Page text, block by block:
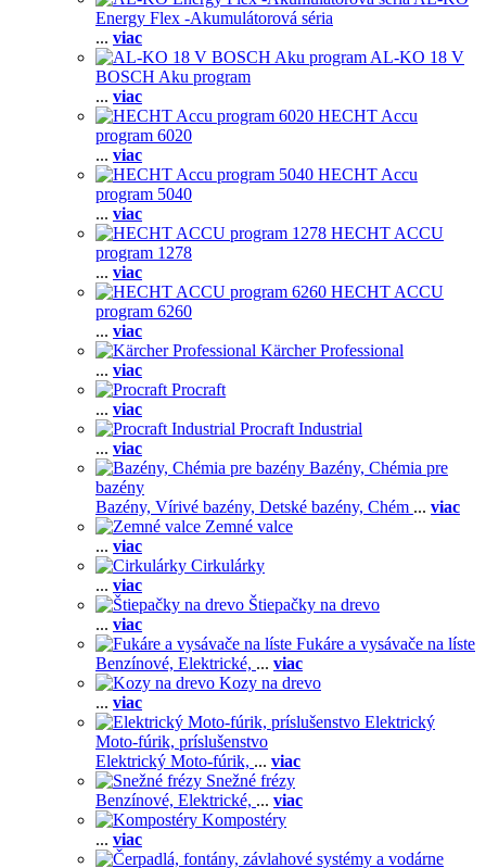
Energy Flex -Akumulátorová séria
... viac
AL-KO 18 V
BOSCH Aku program
... viac
HECHT Accu
program 6020
... viac
HECHT Accu
program 5040
... viac
HECHT ACCU
program 1278
... viac
HECHT ACCU
program 6260
... viac
Kärcher Professional
... viac
Procraft
... viac
Procraft Industrial
... viac
Bazény, Chémia pre
bazény
Bazény, Vírivé bazény, Detské bazény, Chém ... viac
Zemné valce
... viac
Cirkulárky
... viac
Štiepačky na drevo
... viac
Fukáre a vysávače na líste
Benzínové, Elektrické, ... viac
Kozy na drevo
... viac
Elektrický
Moto-fúrik, príslušenstvo
Elektrický Moto-fúrik, ... viac
Snežné frézy
Benzínové, Elektrické, ... viac
Kompostéry
... viac